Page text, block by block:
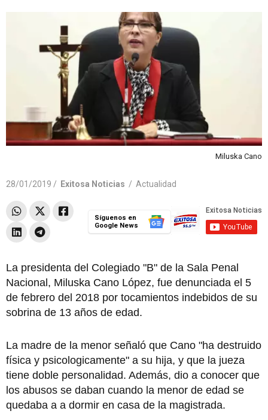
Miluska Cano
28/01/2019 / Exitosa Noticias / Actualidad
Síguenos en
Google News
La presidenta del Colegiado "B" de la Sala Penal
Nacional, Miluska Cano López, fue denunciada el 5
de febrero del 2018 por tocamientos indebidos de su
sobrina de 13 años de edad.
La madre de la menor señaló que Cano "ha destruido
física y psicologicamente" a su hija, y que la jueza
tiene doble personalidad. Además, dio a conocer que
los abusos se daban cuando la menor de edad se
quedaba a a dormir en casa de la magistrada.